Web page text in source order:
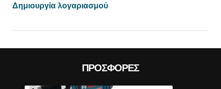
Δημιουργία λογαριασμού
ΠΡΟΣΦΟΡΈΣ